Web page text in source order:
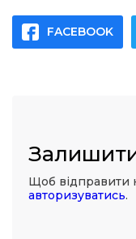
FACEBOOK
Щоб відправити
авторизуватись.